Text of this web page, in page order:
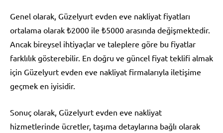
Genel olarak, Güzelyurt evden eve nakliyat fiyatları
ortalama olarak ₺2000 ile ₺5000 arasında değişmektedir.
Ancak bireysel ihtiyaçlar ve taleplere göre bu fiyatlar
farklılık gösterebilir. En doğru ve güncel fiyat teklifi almak
için Güzelyurt evden eve nakliyat firmalarıyla iletişime
geçmek en iyisidir.
Sonuç olarak, Güzelyurt evden eve nakliyat
hizmetlerinde ücretler, taşıma detaylarına bağlı olarak